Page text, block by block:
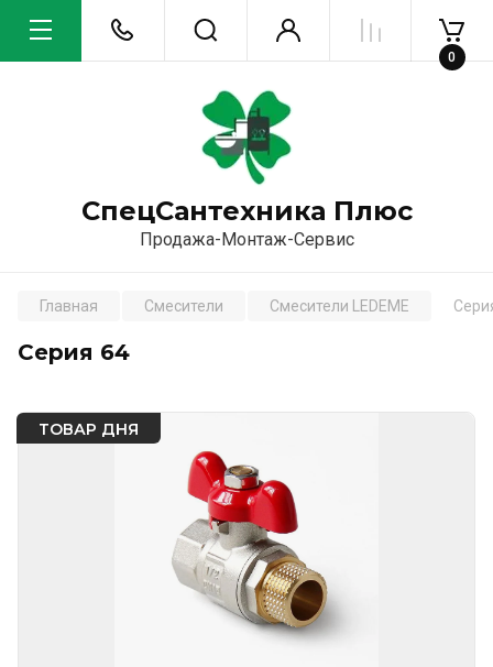
СпецСантехника Плюс
Продажа-Монтаж-Сервис
0
ТОВАР ДНЯ
Главная Смесители Смесители LEDEME
Серия 64